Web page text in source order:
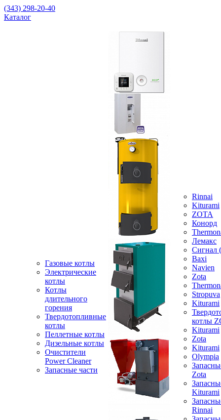
(343) 298-20-40
Каталог
Газовые котлы
Электрические
котлы
Котлы
длительного
горения
Твердотопливные
котлы
Пеллетные котлы
Дизельные котлы
Очистители
Power Cleaner
Запасные части
Rinnai
Kiturami
ZOTA
Конорд
Лемакс
Baxi
Navien
Zota
Stropuva
Kiturami
котлы
Kiturami
Zota
Kiturami
Olympia
Zota
Kiturami
Rinnai